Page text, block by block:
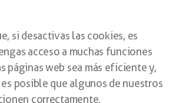
si desactivas las cookies, es
acceso a muchas funciones
páginas web sea más eficiente y,
posible que algunos de nuestros
correctamente.